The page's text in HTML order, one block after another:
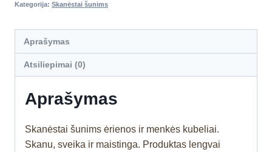
Kategorija: Skanėstai šunims
Aprašymas
Atsiliepimai (0)
Aprašymas
Skanėstai šunims ėrienos ir menkės kubeliai.
Skanu, sveika ir maistinga. Produktas lengvai